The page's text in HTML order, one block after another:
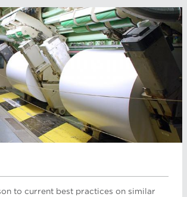
to current best practices on similar